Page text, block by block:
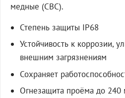
медные (СВС).
Степень защиты IP68
Устойчивость к коррозии,
внешним загрязнениям
Сохраняет
Огнезащита проёма до